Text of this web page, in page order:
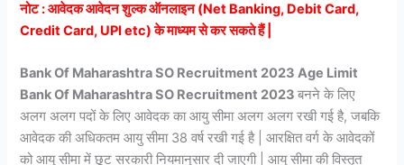
नोट :आवेदक आवेदन शुल्क ऑनलाइन (Net Banking, Debit Card,
Credit Card, UPI etc) के माध्यम से कर सकते हैं |
Bank Of Maharashtra SO Recruitment 2023 Age Limit
Bank Of Maharashtra SO Recruitment 2023बनने के लिए
अलग अलग पदों के लिए आवेदक का आयु सीमा अलग अलग रखी गई है, जबकि
आवेदक की अधिकतम आयु सीमा 38 वर्ष रखी गई है | आरक्षित वर्ग के आवेदकों
को आयु सीमा में छूट सरकारी नियमानुसार दी जाएगी | आयु सीमा की विस्तृत